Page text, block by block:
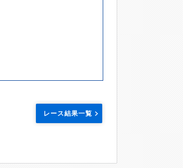
レース結果一覧